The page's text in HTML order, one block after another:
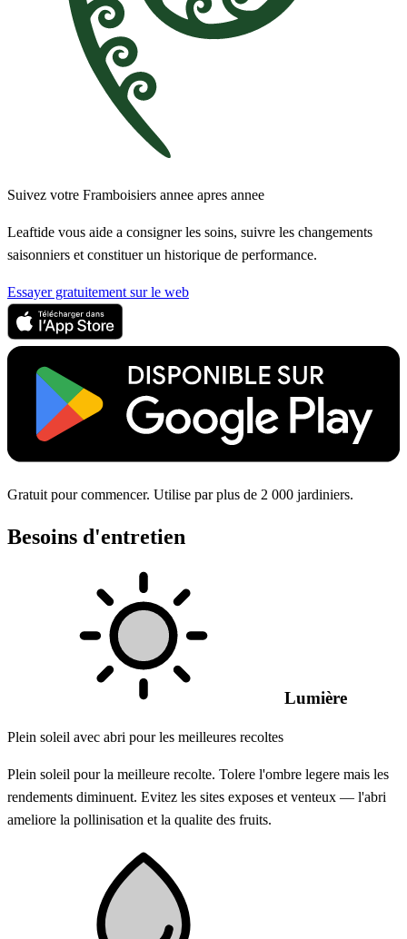
Suivez votre Framboisiers annee apres annee
Leaftide vous aide a consigner les soins, suivre les changements
saisonniers et constituer un historique de performance.
Essayer gratuitement sur le web
Gratuit pour commencer. Utilise par plus de 2 000 jardiniers.
Besoins d'entretien
Lumière
Plein soleil avec abri pour les meilleures recoltes
Plein soleil pour la meilleure recolte. Tolere l'ombre legere mais les
rendements diminuent. Evitez les sites exposes et venteux — l'abri
ameliore la pollinisation et la qualite des fruits.